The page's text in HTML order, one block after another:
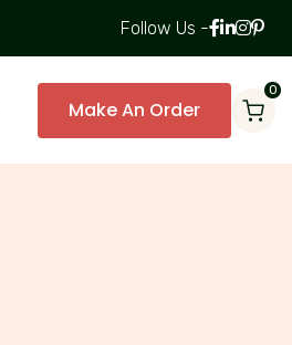
Follow Us -
Make An Order
0